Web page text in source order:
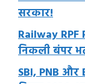
सरकार!
Railway RPF
निकली बंपर
SBI, PNB